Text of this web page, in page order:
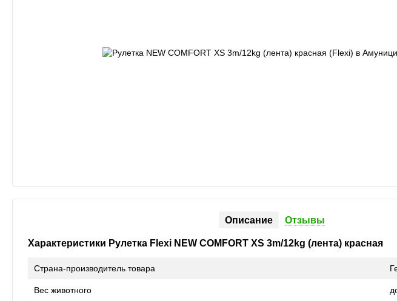
Описание Отзывы
Характеристики Рулетка Flexi NEW COMFORT XS 3m/12kg (лента) красная
Страна-производитель товара
Вес животного